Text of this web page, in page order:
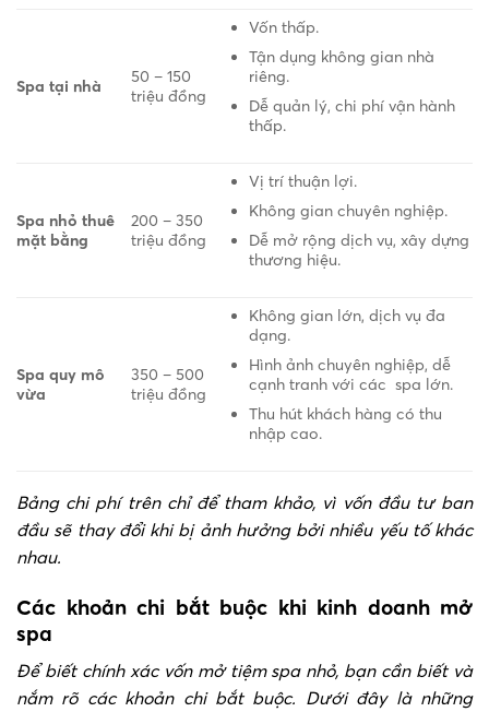
Spa tại nhà
50 – 150
triệu đồng
Vốn thấp.
Tận dụng không gian nhà
riêng.
Dễ quản lý, chi phí vận hành
thấp.
Spa nhỏ thuê
mặt bằng
200 – 350
triệu đồng
Vị trí thuận lợi.
Không gian chuyên nghiệp.
Dễ mở rộng dịch vụ, xây dựng
thương hiệu.
Spa quy mô
vừa
350 – 500
triệu đồng
Không gian lớn, dịch vụ đa
dạng.
Hình ảnh chuyên nghiệp, dễ
cạnh tranh với các spa lớn.
Thu hút khách hàng có thu
nhập cao.
Bảng chi phí trên chỉ để tham khảo, vì vốn đầu tư ban
đầu sẽ thay đổi khi bị ảnh hưởng bởi nhiều yếu tố khác
nhau.
Các khoản chi bắt buộc khi kinh doanh mở
spa
Để biết chính xác vốn mở tiệm spa nhỏ, bạn cần biết và
nắm rõ các khoản chi bắt buộc. Dưới đây là những